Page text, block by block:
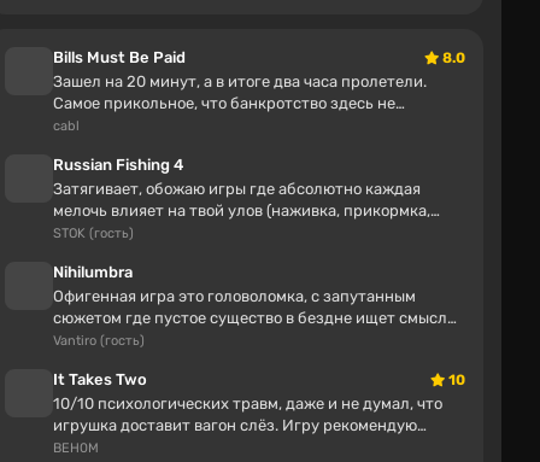
зрителю что они смотрят Сказку о царе Салтане.
Картина дополнена современным лексиконом, а
также телками с патриков (это я про Лебедя). А
закрепил на этом фильме статус "Отстой полный"
актерским составом устроили пляски под песню
Димы Билана "Невозможное возожно" (в стили
реп батла). Советская экранизация в миллион раз
несмотря на то что возможностей снимать
интересное кино сейчас намного больше!
штраф за борщевик — 150 тысяч рублей
Inigoi
18 минут
Bills Must Be Paid 8.0
Зашел на 20 минут, а в итоге два часа пролетели.
Самое прикольное, что банкротство здесь не
наказание, а часть прогресса. Каждый р...
cabl
Russian Fishing 4
Затягивает, обожаю игры где абсолютно каждая
мелочь влияет на твой улов (наживка, прикормка,
леска, катушка, удочка и т.д) очень п...
STOK (гость)
Nihilumbra
Офигенная игра это головоломка, с запутанным
сюжетом где пустое существо в бездне ищет смысл
жизни и в конце находит его, если очи...
Vantiro (гость)
It Takes Two 10
10/10 психологических травм, даже и не думал, что
игрушка доставит вагон слёз. Игру рекомендую
пройти.
BEH0M